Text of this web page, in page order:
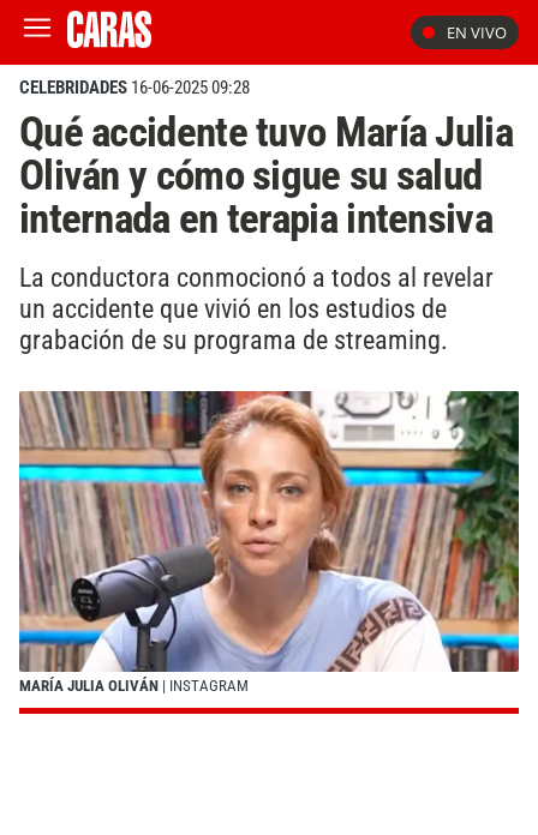
EN VIVO
CELEBRIDADES 16-06-2025 09:28
Qué accidente tuvo María Julia
Oliván y cómo sigue su salud
internada en terapia intensiva
La conductora conmocionó a todos al revelar
un accidente que vivió en los estudios de
grabación de su programa de streaming.
MARÍA JULIA OLIVÁN | INSTAGRAM